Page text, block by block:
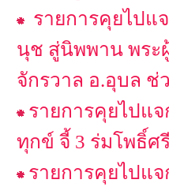
รายการคุยไปแ
นุช สู่นิพพาน พระ
จักรวาล อ.อุบล ช่
รายการคุยไปแ
ทุกข์ จี้ 3 ร่มโพธิ์ศ
รายการคุยไปแ